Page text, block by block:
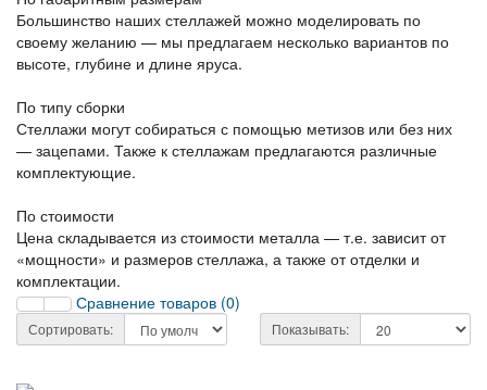
Большинство наших стеллажей можно моделировать по
своему желанию — мы предлагаем несколько вариантов по
высоте, глубине и длине яруса.
По типу сборки
Стеллажи могут собираться с помощью метизов или без них
— зацепами. Также к стеллажам предлагаются различные
комплектующие.
По стоимости
Цена складывается из стоимости металла — т.е. зависит от
«мощности» и размеров стеллажа, а также от отделки и
комплектации.
Сравнение товаров (0)
Сортировать: Показывать: